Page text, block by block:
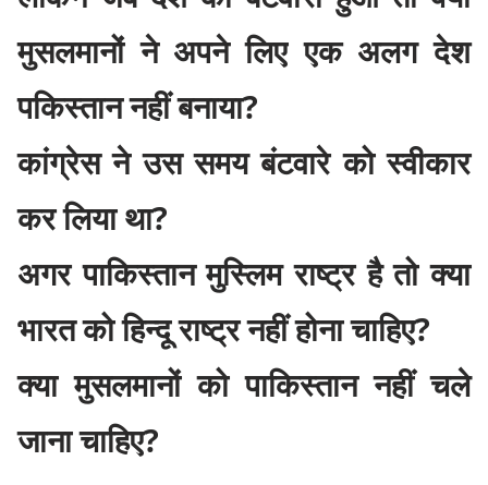
मुसलमानों ने अपने लिए एक अलग देश
पकिस्तान नहीं बनाया?
कांग्रेस ने उस समय बंटवारे को स्वीकार
कर लिया था?
अगर पाकिस्तान मुस्लिम राष्ट्र है तो क्या
भारत को हिन्दू राष्ट्र नहीं होना चाहिए?
क्या मुसलमानों को पाकिस्तान नहीं चले
जाना चाहिए?